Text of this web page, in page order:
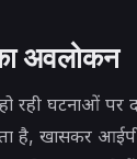
अवलोकन
रही घटनाओं पर
खासकर